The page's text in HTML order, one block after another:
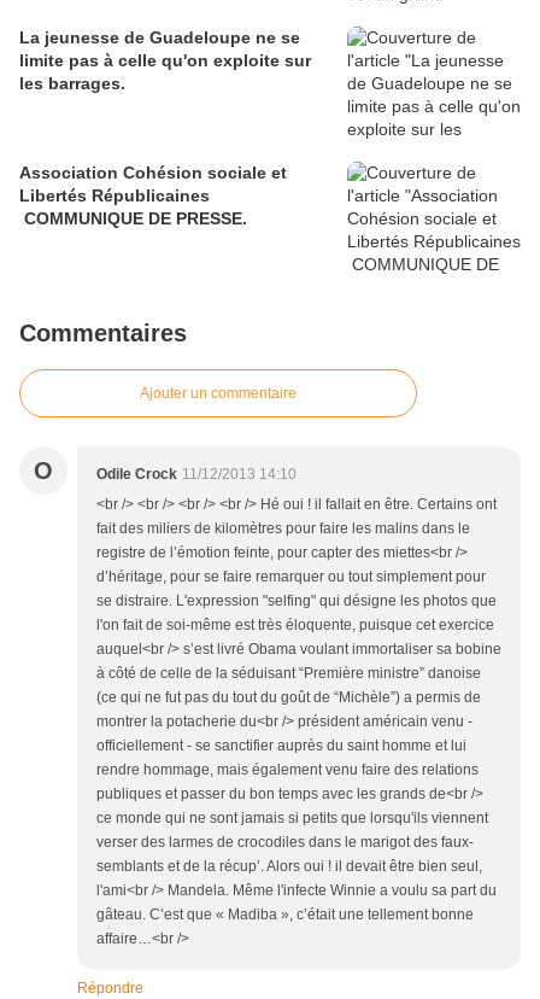
La jeunesse de Guadeloupe ne se
limite pas à celle qu'on exploite sur
les barrages.
Association Cohésion sociale et
Libertés Républicaines
COMMUNIQUE DE PRESSE.
Commentaires
Ajouter un commentaire
O Odile Crock 11/12/2013 14:10
<br /> <br /> <br /> <br /> Hé oui ! il fallait en être. Certains ont
fait des miliers de kilomètres pour faire les malins dans le
registre de l’émotion feinte, pour capter des miettes<br />
d’héritage, pour se faire remarquer ou tout simplement pour
se distraire. L'expression "selfing" qui désigne les photos que
l'on fait de soi-même est très éloquente, puisque cet exercice
auquel<br /> s’est livré Obama voulant immortaliser sa bobine
à côté de celle de la séduisant “Première ministre” danoise
(ce qui ne fut pas du tout du goût de “Michèle”) a permis de
montrer la potacherie du<br /> président américain venu -
officiellement - se sanctifier auprès du saint homme et lui
rendre hommage, mais également venu faire des relations
publiques et passer du bon temps avec les grands de<br />
ce monde qui ne sont jamais si petits que lorsqu'ils viennent
verser des larmes de crocodiles dans le marigot des faux-
semblants et de la récup’. Alors oui ! il devait être bien seul,
l'ami<br /> Mandela. Même l'infecte Winnie a voulu sa part du
gâteau. C’est que « Madiba », c’était une tellement bonne
affaire…<br />
Répondre